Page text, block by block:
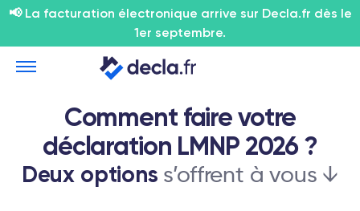
📢 La facturation électronique arrive sur Decla.fr dès le
1er septembre.
Comment faire votre
déclaration LMNP 2026 ?
Deux options s’offrent à vous ↓